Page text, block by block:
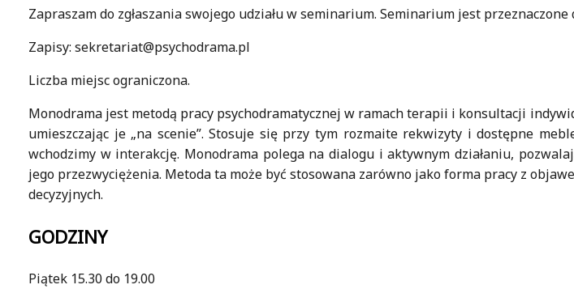
Zapraszam do zgłaszania swojego udziału w seminarium. Seminarium jest
Zapisy: sekretariat@psychodrama.pl
Liczba miejsc ograniczona.
Monodrama jest metodą pracy psychodramatycznej w ramach terapii i konsultacji
umieszczając je „na scenie”. Stosuje się przy tym rozmaite rekwizyty i dostępne
wchodzimy w interakcję. Monodrama polega na dialogu i aktywnym działaniu,
jego przezwyciężenia. Metoda ta może być stosowana zarówno jako forma pracy z
decyzyjnych.
GODZINY
Piątek 15.30 do 19.00